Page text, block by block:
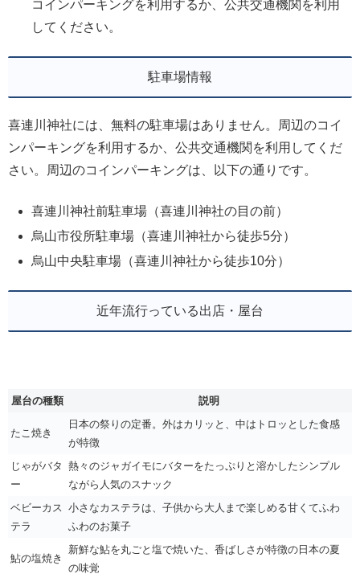
コインパーキングを利用するか、公共交通機関を利用
してください。
駐車場情報
喜連川神社には、無料の駐車場はありません。周辺のコイ
ンパーキングを利用するか、公共交通機関を利用してくだ
さい。周辺のコインパーキングは、以下の通りです。
喜連川神社前駐車場（喜連川神社の目の前）
烏山市役所駐車場（喜連川神社から徒歩5分）
烏山中央駐車場（喜連川神社から徒歩10分）
近年流行っている出店・屋台
屋台の種類 説明
たこ焼き
日本の祭りの定番。外はカリッと、中はトロッとした食感
が特徴
じゃがバタ
ー
熱々のジャガイモにバターをたっぷりと溶かしたシンプル
ながら人気のスナック
ベビーカス
テラ
小さなカステラは、子供から大人まで楽しめる甘くてふわ
ふわのお菓子
鮎の塩焼き
新鮮な鮎を丸ごと塩で焼いた、香ばしさが特徴の日本の夏
の味覚